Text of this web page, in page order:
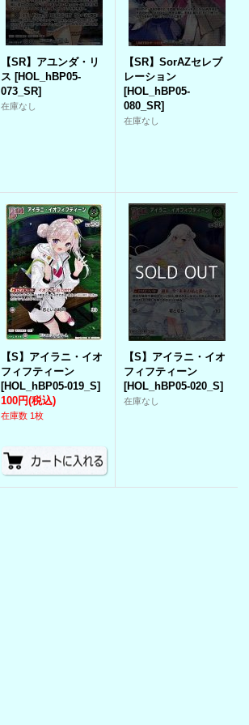
【SR】アユンダ・リ
ス [HOL_hBP05-
073_SR]
在庫なし
【SR】SorAZセレブ
レーション
[HOL_hBP05-
080_SR]
在庫なし
【S】アイラニ・イオ
フィフティーン
[HOL_hBP05-019_S]
100円(税込)
在庫数 1枚
【S】アイラニ・イオ
フィフティーン
[HOL_hBP05-020_S]
在庫なし